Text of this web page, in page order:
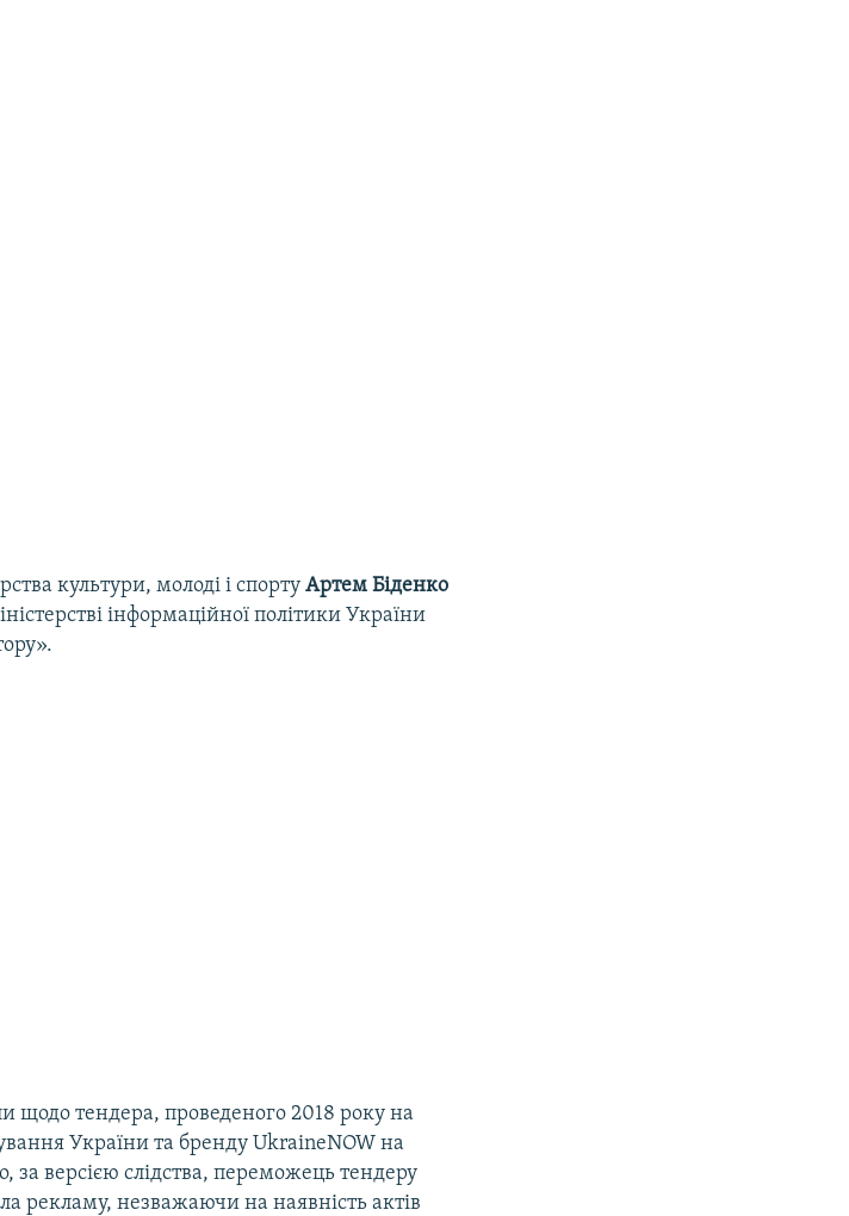
культури, молоді і спортуАртем Біденко
інформаційної політики України
щодо тендера, проведеного 2018 року на
України та бренду UkraineNOW на
за версією слідства, переможець тендеру
рекламу, незважаючи на наявність актів